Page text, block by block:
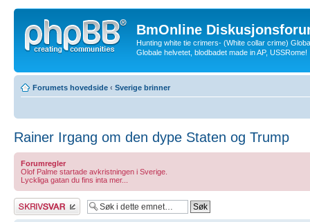
BmOnline
Hunting white tie crimers- (White collar crime)
Globale helvetet, blodbadet made in AP, USSRome!
Forumets hovedside ‹ Sverige brinner
Rainer Irgang om den dype Staten og Trump
Forumregler
Olof Palme startade avkristningen i Sverige.
Lyckliga gatan du fins inta mer...
Skriv et svar